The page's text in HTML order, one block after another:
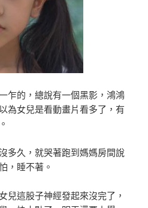
乍的，總說有一個黑影，鴻鴻
為女兒是看動畫片看多了，有
多久，就哭著跑到媽媽房間說
，睡不著。
兒這股子神經發起來沒完了，